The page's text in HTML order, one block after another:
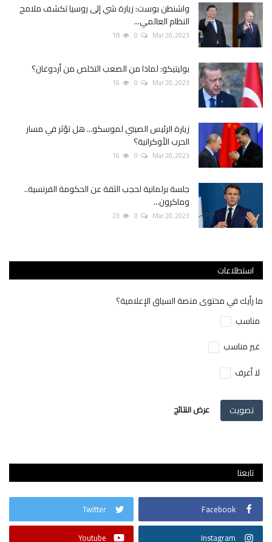
واشنطن بوست: زيارة شي إلى روسيا تكشف ملامح
النظام العالمي...
Mar 20, 2023
0
18
بوليتيكو: لماذا من الصعب التخلص من أردوغان؟
Mar 20, 2023
0
16
زيارة الرئيس الصيني لموسكو... هل تؤثر في مسار
الحرب الأوكرانية؟
Mar 20, 2023
0
16
جلسة برلمانية لحجب الثقة عن الحكومة الفرنسية..
وماكرون...
Mar 20, 2023
0
23
استطلاعات
ما رأيك في محتوى منصة السياق الإعلامية؟
مناسب
غير مناسب
لا أعرف
تصويت عرض النتائج
تابعنا
Facebook
Twitter
Instagram
Youtube